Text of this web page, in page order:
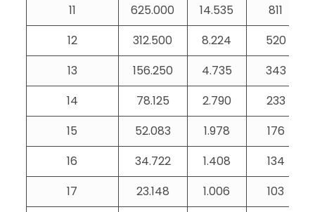
11
625.000 14.535
811
12
312.500 8.224
520
13
156.250 4.735
343
14
78.125 2.790
233
15
52.083 1.978
176
16
34.722 1.408
134
17
23.148 1.006
103